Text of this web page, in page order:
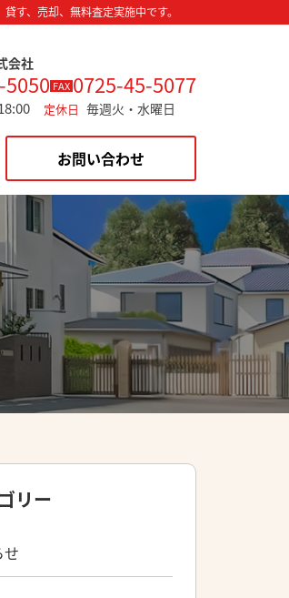
す、売却、無料査定実施中です。
会社
FAX 0725-45-5077
定休日 毎週火・水曜日
お問い合わせ
リー
せ